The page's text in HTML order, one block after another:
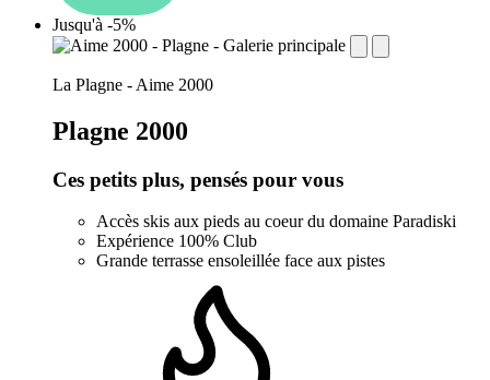
Jusqu'à -5%
establishment.station_label:
La Plagne - Aime 2000
Plagne 2000
Ces petits plus, pensés pour vous
Accès skis aux pieds au coeur du domaine Paradiski
Expérience 100% Club
Grande terrasse ensoleillée face aux pistes